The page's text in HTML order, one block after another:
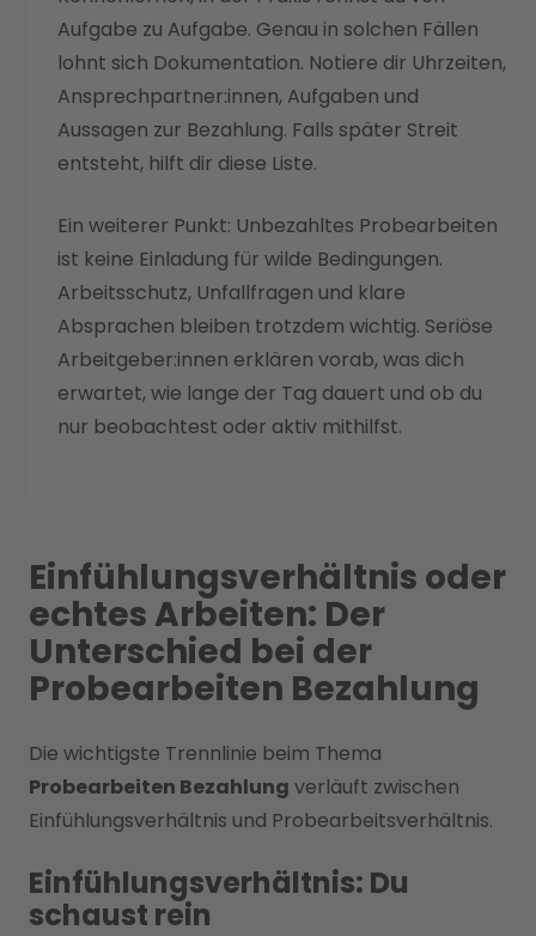
Aufgabe zu Aufgabe. Genau in solchen Fällen
lohnt sich Dokumentation. Notiere dir Uhrzeiten,
Ansprechpartner:innen, Aufgaben und
Aussagen zur Bezahlung. Falls später Streit
entsteht, hilft dir diese Liste.
Ein weiterer Punkt: Unbezahltes Probearbeiten
ist keine Einladung für wilde Bedingungen.
Arbeitsschutz, Unfallfragen und klare
Absprachen bleiben trotzdem wichtig. Seriöse
Arbeitgeber:innen erklären vorab, was dich
erwartet, wie lange der Tag dauert und ob du
nur beobachtest oder aktiv mithilfst.
Einfühlungsverhältnis oder
echtes Arbeiten: Der
Unterschied bei der
Probearbeiten Bezahlung
Die wichtigste Trennlinie beim Thema
Probearbeiten Bezahlung verläuft zwischen
Einfühlungsverhältnis und Probearbeitsverhältnis.
Einfühlungsverhältnis: Du
schaust rein